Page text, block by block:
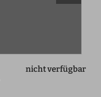
nicht verfügbar